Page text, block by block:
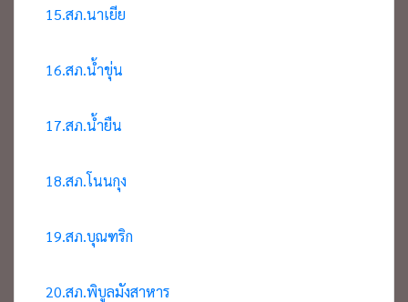
15.สภ.นาเยีย
16.สภ.น้ำขุ่น
17.สภ.น้ำยืน
18.สภ.โนนกุง
19.สภ.บุณฑริก
20.สภ.พิบูลมังสาหาร